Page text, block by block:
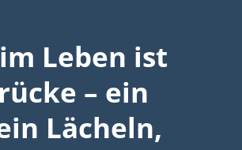
Leben ist
– ein
Lächeln,